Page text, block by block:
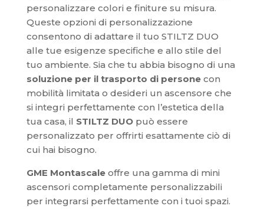
personalizzare colori e finiture su misura.
Queste opzioni di personalizzazione
consentono di adattare il tuo STILTZ DUO
alle tue esigenze specifiche e allo stile del
tuo ambiente. Sia che tu abbia bisogno di una
soluzione per il trasporto di personecon
mobilità limitata o desideri un ascensore che
si integri perfettamente con l’estetica della
tua casa, il STILTZ DUOpuò essere
personalizzato per offrirti esattamente ciò di
cui hai bisogno.
GME Montascaleoffre una gamma di mini
ascensori completamente personalizzabili
per integrarsi perfettamente con i tuoi spazi.